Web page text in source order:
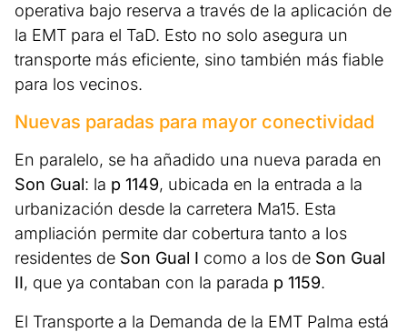
operativa bajo reserva a través de la aplicación de
la EMT para el TaD. Esto no solo asegura un
transporte más eficiente, sino también más fiable
para los vecinos.
Nuevas paradas para mayor conectividad
En paralelo, se ha añadido una nueva parada en
Son Gual: la p 1149, ubicada en la entrada a la
urbanización desde la carretera Ma15. Esta
ampliación permite dar cobertura tanto a los
residentes de Son Gual I como a los de Son Gual
II, que ya contaban con la parada p 1159.
El Transporte a la Demanda de la EMT Palma está